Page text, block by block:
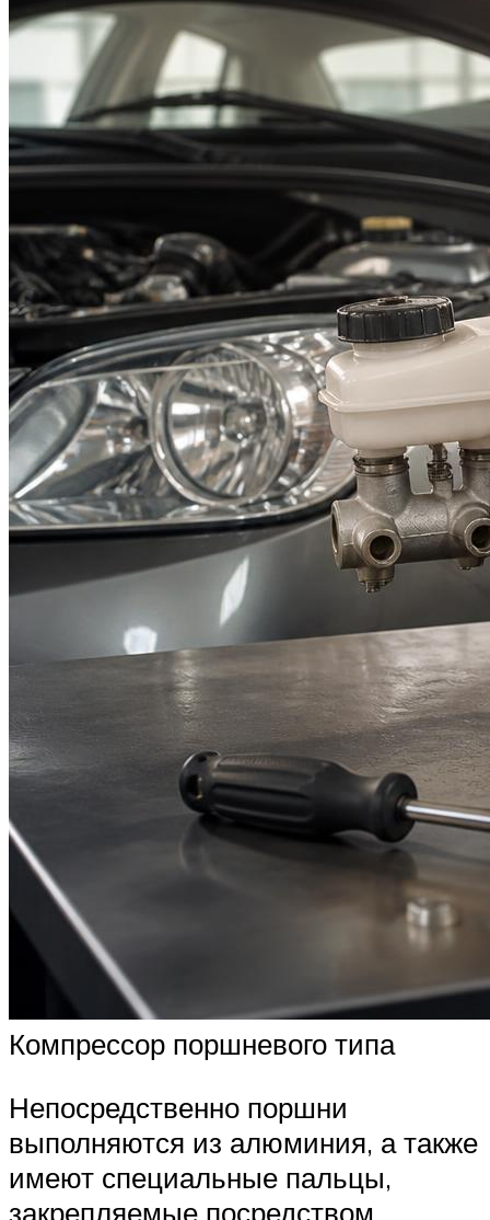
Компрессор поршневого типа
Непосредственно поршни
выполняются из алюминия, а также
имеют специальные пальцы,
закрепляемые посредством